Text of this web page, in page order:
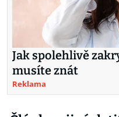
Jak spolehlivě
musíte znát
Reklama